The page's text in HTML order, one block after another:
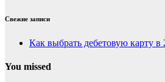
Свежие записи
Как выбрать дебетовую карту в
You missed